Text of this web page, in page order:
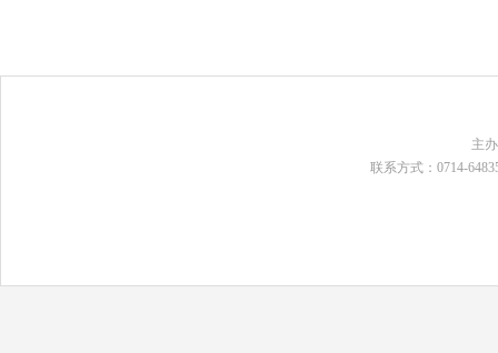
主
联系方式：0714-